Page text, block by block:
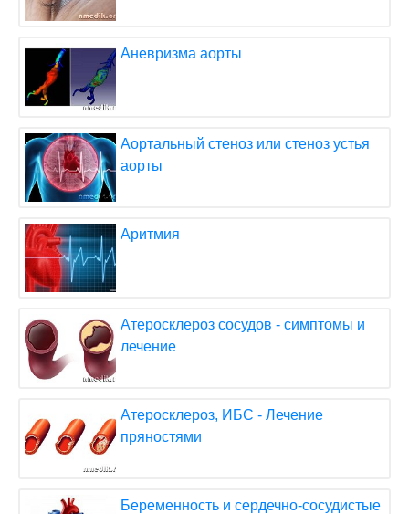
Аневризма аорты
Аортальный стеноз или стеноз устья
аорты
Аритмия
Атеросклероз сосудов - симптомы и
лечение
Атеросклероз, ИБС - Лечение
пряностями
Беременность и сердечно-сосудистые